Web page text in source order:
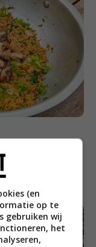
(en
op te
gebruiken wij
het